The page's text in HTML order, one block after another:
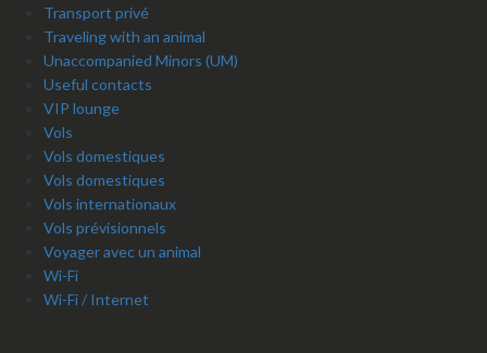
Transport privé
Traveling with an animal
Unaccompanied Minors (UM)
Useful contacts
VIP lounge
Vols
Vols domestiques
Vols domestiques
Vols internationaux
Vols prévisionnels
Voyager avec un animal
Wi-Fi
Wi-Fi / Internet